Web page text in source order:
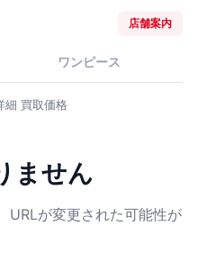
店舗案内
ワンピース
細 買取価格
ません
URLが変更された可能性が